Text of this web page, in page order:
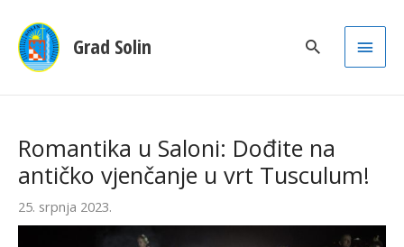
Grad Solin
Main
Romantika u Saloni: Dođite na
antičko vjenčanje u vrt Tusculum!
25. srpnja 2023.